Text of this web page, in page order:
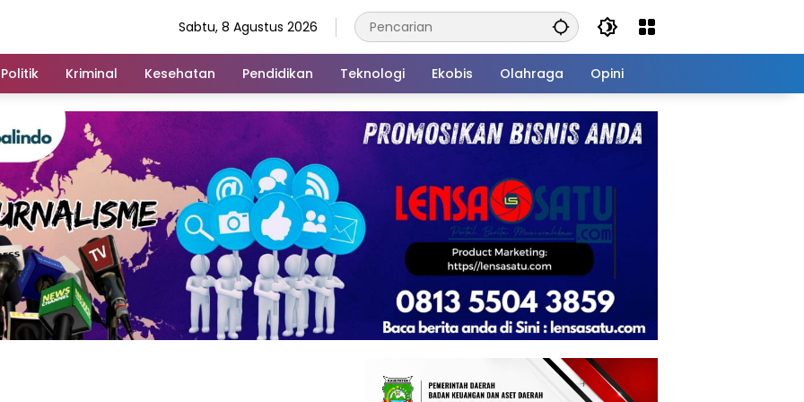
Sabtu, 8 Agustus 2026
Politik Kriminal Kesehatan Pendidikan Teknologi Ekobis Olahraga Opini